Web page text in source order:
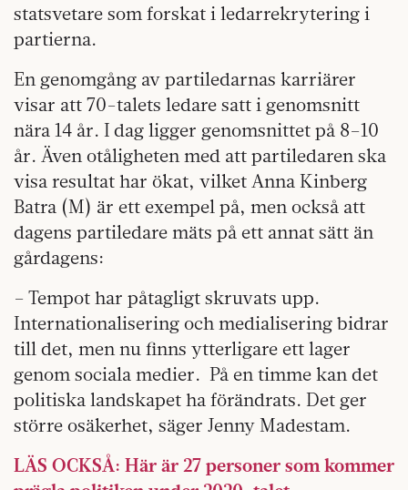
statsvetare som forskat i ledarrekrytering i
partierna.
En genomgång av partiledarnas karriärer
visar att 70-talets ledare satt i genomsnitt
nära 14 år. I dag ligger genomsnittet på 8–10
år. Även otåligheten med att partiledaren ska
visa resultat har ökat, vilket Anna Kinberg
Batra (M) är ett exempel på, men också att
dagens partiledare mäts på ett annat sätt än
gårdagens:
– Tempot har påtagligt skruvats upp.
Internationalisering och medialisering bidrar
till det, men nu finns ytterligare ett lager
genom sociala medier. På en timme kan det
politiska landskapet ha förändrats. Det ger
större osäkerhet, säger Jenny Madestam.
LÄS OCKSÅ: Här är 27 personer som kommer